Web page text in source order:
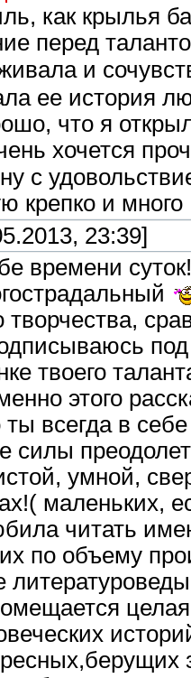
как крылья
перед
и
ее история
что я
хочется
с
крепко и много
23:39]
времени
творчества,
твоего
этого
ты всегда в
силы
умной,
маленьких,
читать
по объему